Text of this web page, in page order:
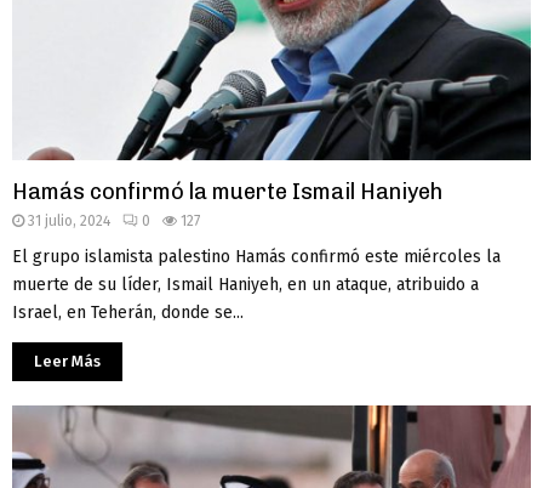
Hamás confirmó la muerte Ismail Haniyeh
31 julio, 2024 0 127
El grupo islamista palestino Hamás confirmó este miércoles la
muerte de su líder, Ismail Haniyeh, en un ataque, atribuido a
Israel, en Teherán, donde se...
Leer Más